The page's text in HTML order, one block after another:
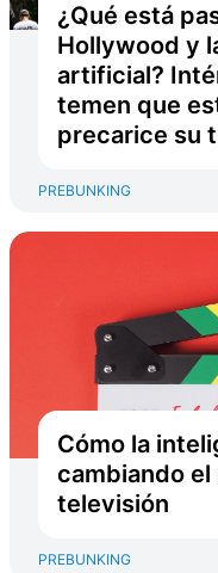
¿Qué está
Hollywood y
artificial?
temen que
precarice su
PREBUNKING
Cómo la
cambiando
televisión
PREBUNKING